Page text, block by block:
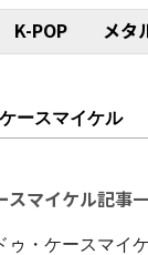
K-POP メタ
スマイケル記事
・ケースマイ